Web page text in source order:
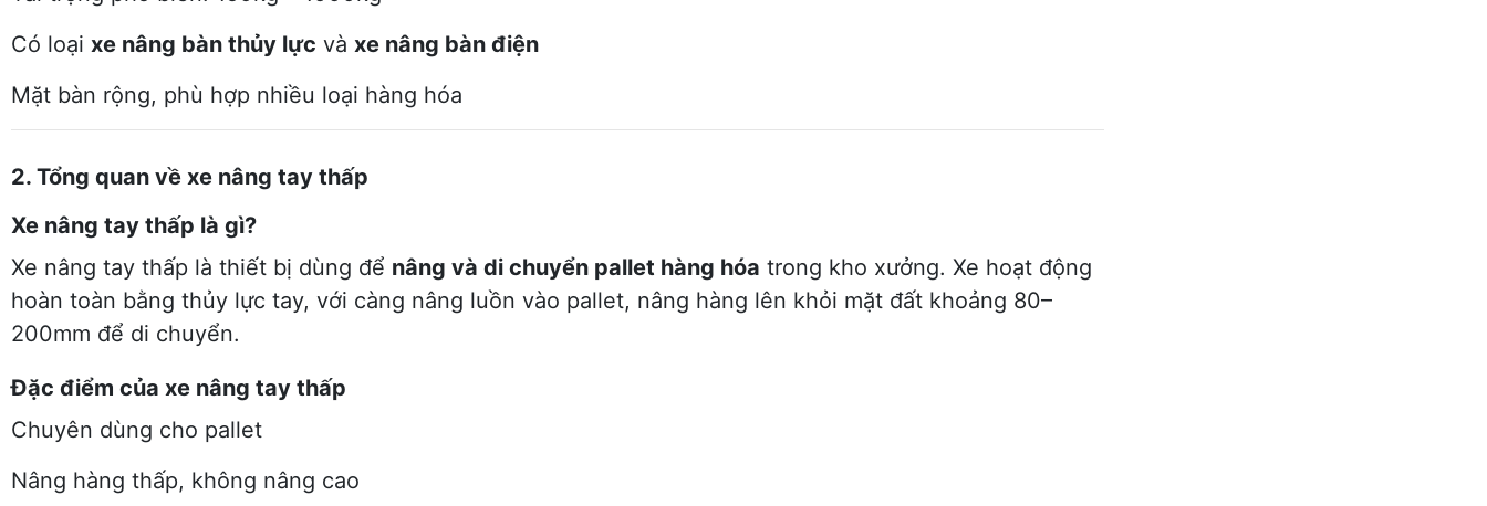
Có loại xe nâng bàn thủy lực và xe nâng bàn điện
Mặt bàn rộng, phù hợp nhiều loại hàng hóa
2. Tổng quan về xe nâng tay thấp
Xe nâng tay thấp là gì?
Xe nâng tay thấp là thiết bị dùng để nâng và di chuyển pallet hàng hóa trong kho xưởng. Xe hoạt động
hoàn toàn bằng thủy lực tay, với càng nâng luồn vào pallet, nâng hàng lên khỏi mặt đất khoảng 80–
200mm để di chuyển.
Đặc điểm của xe nâng tay thấp
Chuyên dùng cho pallet
Nâng hàng thấp, không nâng cao